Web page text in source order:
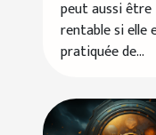
peut aussi être
rentable si elle
pratiquée de...